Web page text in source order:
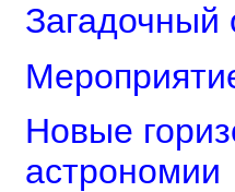
Загадочный
Новые
астрономии